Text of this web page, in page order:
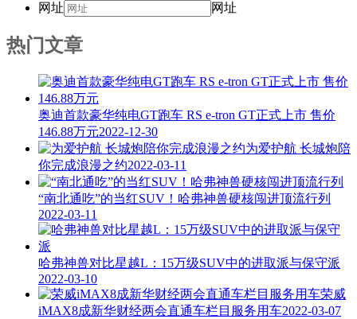
网址
网址
热门文章
奥迪首款豪华纯电GT跑车 RS e-tron GT正式上市 售价
146.88万元2022-12-30
为爱护航 长城炮陪
你完成浪漫之约2022-03-11
“南北通吃”的当红SUV！哈弗神兽硬核闯进顶流行列
2022-03-11
哈弗神兽对比星越L：15万级SUV中的进取派与保守派
2022-03-10
荣威
iMAX8成新华财经两会直通车栏目服务用车2022-03-07